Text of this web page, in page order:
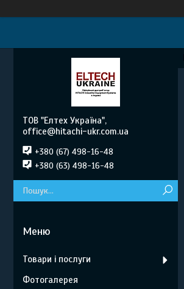
ТОВ "Елтех Україна",
office@hitachi-ukr.com.ua
+380 (67) 498-16-48
+380 (63) 498-16-48
Товари і послуги
Фотогалерея